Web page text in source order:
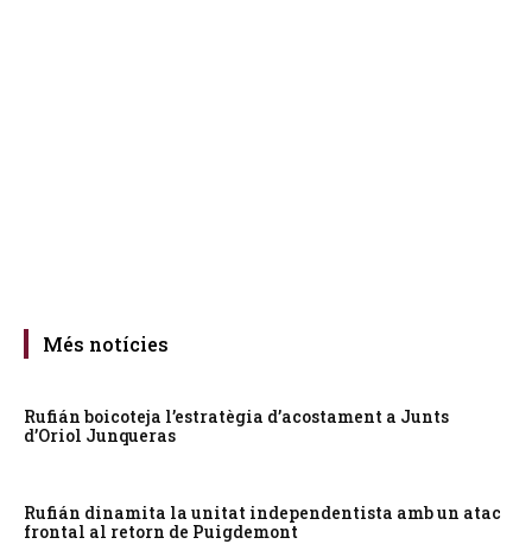
Més notícies
Rufián boicoteja l’estratègia d’acostament a Junts
d’Oriol Junqueras
Rufián dinamita la unitat independentista amb un atac
frontal al retorn de Puigdemont